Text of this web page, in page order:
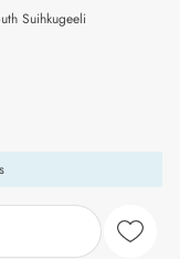
Suihkugeeli